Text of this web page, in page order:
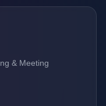
& Meeting